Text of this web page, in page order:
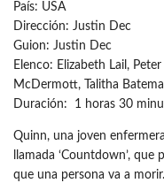
País: USA
Dirección: Justin Dec
Guion: Justin Dec
Elenco: Elizabeth Lail,
McDermott, Talitha
Duración: 1 horas 30
Quinn, una joven
llamada ‘Countdown’,
que una persona va a